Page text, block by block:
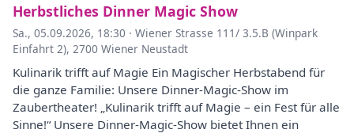
Herbstliches Dinner Magic Show
Sa., 05.09.2026, 18:30 · Wiener Strasse 111/ 3.5.B (Winpark
Einfahrt 2), 2700 Wiener Neustadt
Kulinarik trifft auf Magie Ein Magischer Herbstabend für
die ganze Familie: Unsere Dinner-Magic-Show im
Zaubertheater! „Kulinarik trifft auf Magie – ein Fest für alle
Sinne!“ Unsere Dinner-Magic-Show bietet Ihnen ein